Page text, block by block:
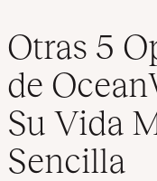
Otras 5
de
Su Vida
Sencilla